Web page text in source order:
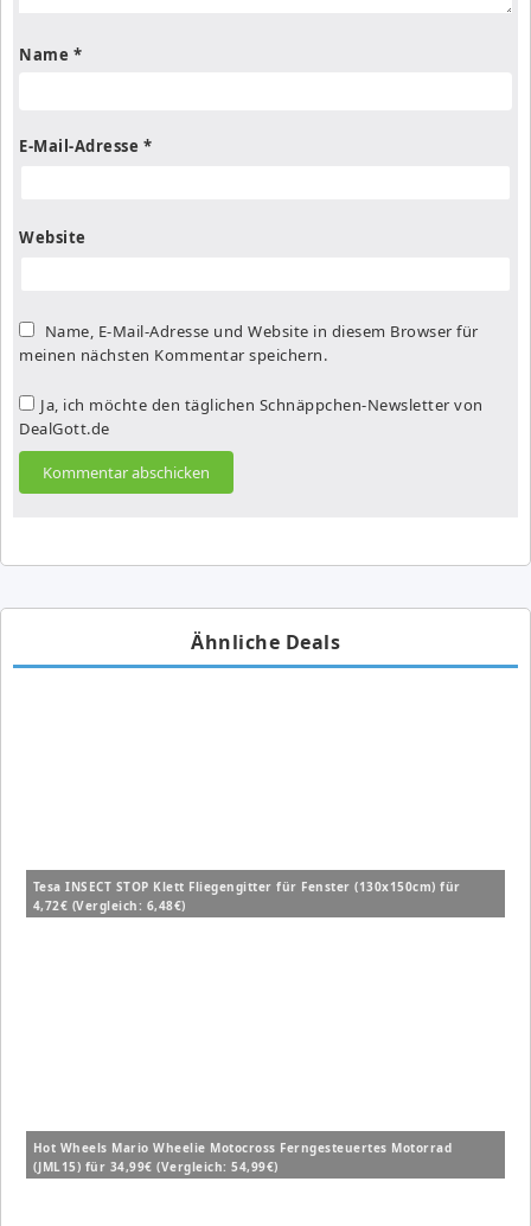
Name *
E-Mail-Adresse *
Website
Name, E-Mail-Adresse und Website in diesem Browser für
meinen nächsten Kommentar speichern.
Ja, ich möchte den täglichen Schnäppchen-Newsletter von
DealGott.de
Ähnliche Deals
Tesa INSECT STOP Klett Fliegengitter für Fenster (130x150cm) für
4,72€ (Vergleich: 6,48€)
Hot Wheels Mario Wheelie Motocross Ferngesteuertes Motorrad
(JML15) für 34,99€ (Vergleich: 54,99€)